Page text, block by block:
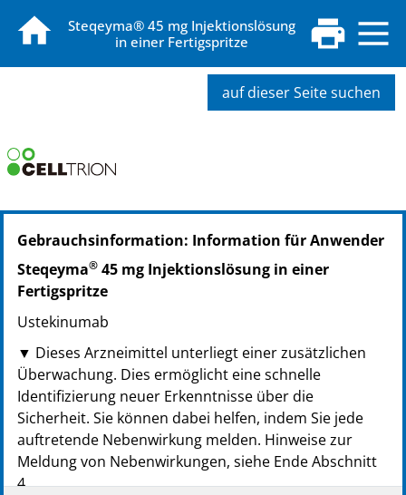
Steqeyma® 45 mg Injektionslösung
in einer Fertigspritze
auf dieser Seite suchen
PZN: 19175191
PPN: 111917519181
NTIN: 04150191751918
Gebrauchsinformation: Information für Anwender
Steqeyma® 45 mg Injektionslösung in einer
Fertigspritze
Ustekinumab
▼ Dieses Arzneimittel unterliegt einer zusätzlichen
Überwachung. Dies ermöglicht eine schnelle
Identifizierung neuer Erkenntnisse über die
Sicherheit. Sie können dabei helfen, indem Sie jede
auftretende Nebenwirkung melden. Hinweise zur
Meldung von Nebenwirkungen, siehe Ende Abschnitt
4.